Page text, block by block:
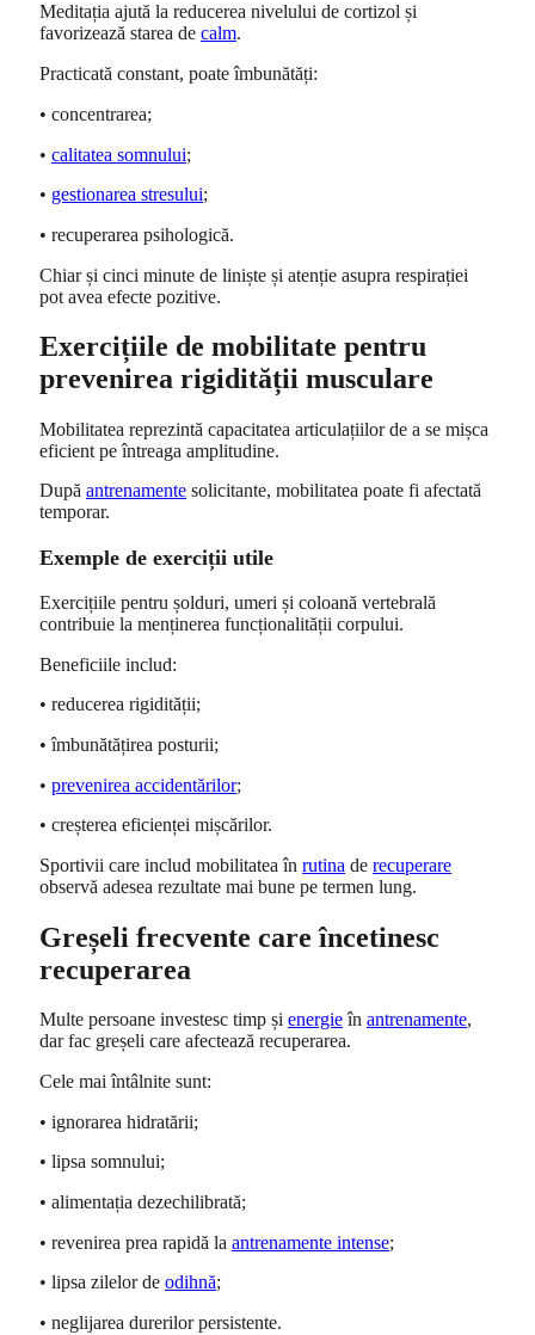
Meditația ajută la reducerea nivelului de cortizol și
favorizează starea de calm.
Practicată constant, poate îmbunătăți:
• concentrarea;
• calitatea somnului;
• gestionarea stresului;
• recuperarea psihologică.
Chiar și cinci minute de liniște și atenție asupra respirației
pot avea efecte pozitive.
Exercițiile de mobilitate pentru
prevenirea rigidității musculare
Mobilitatea reprezintă capacitatea articulațiilor de a se mișca
eficient pe întreaga amplitudine.
După antrenamente solicitante, mobilitatea poate fi afectată
temporar.
Exemple de exerciții utile
Exercițiile pentru șolduri, umeri și coloană vertebrală
contribuie la menținerea funcționalității corpului.
Beneficiile includ:
• reducerea rigidității;
• îmbunătățirea posturii;
• prevenirea accidentărilor;
• creșterea eficienței mișcărilor.
Sportivii care includ mobilitatea în rutina de recuperare
observă adesea rezultate mai bune pe termen lung.
Greșeli frecvente care încetinesc
recuperarea
Multe persoane investesc timp și energieîn antrenamente,
dar fac greșeli care afectează recuperarea.
Cele mai întâlnite sunt:
• ignorarea hidratării;
• lipsa somnului;
• alimentația dezechilibrată;
• revenirea prea rapidă la antrenamente intense;
• lipsa zilelor de odihnă;
• neglijarea durerilor persistente.